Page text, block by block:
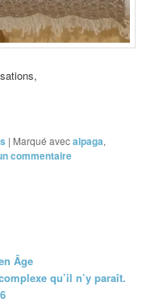
| Marqué avecalpaga,
commentaire
Âge
qu’il n’y paraît.